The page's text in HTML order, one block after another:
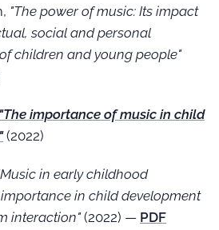
"The power of music: Its impact
social and personal
children and young people"
"The importance of music in child
(2022)
in early childhood
in child development
interaction"(2022) — PDF